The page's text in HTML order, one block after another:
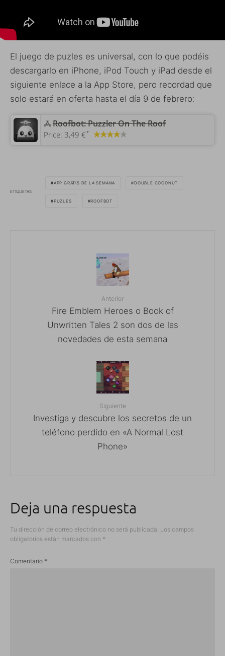
El juego de puzles es universal, con lo que podéis
descargarlo en iPhone, iPod Touch y iPad desde el
siguiente enlace a la App Store, pero recordad que
solo estará en oferta hasta el día 9 de febrero:
Roofbot: Puzzler On The Roof
Price: 3,49 €+
ETIQUETAS
APP GRATIS DE LA SEMANA DOUBLE COCONUT
PUZLES ROOFBOT
Anterior
Fire Emblem Heroes o Book of
Unwritten Tales 2 son dos de las
novedades de esta semana
Siguiente
Investiga y descubre los secretos de un
teléfono perdido en «A Normal Lost
Phone»
Deja una respuesta
Tu dirección de correo electrónico no será publicada. Los campos
obligatorios están marcados con *
Comentario *